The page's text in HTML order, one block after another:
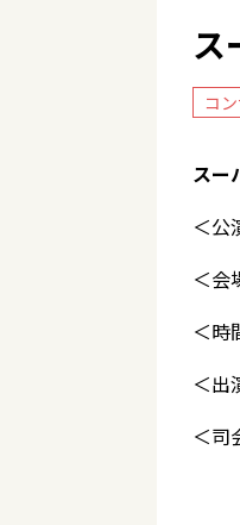
ス
コ
スー
＜公
＜会
＜
＜出
＜司